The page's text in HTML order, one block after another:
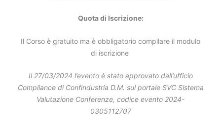
Quota di Iscrizione:
Il Corso è gratuito ma è obbligatorio compilare il modulo
di iscrizione
Il 27/03/2024 l’evento è stato approvato dall’ufficio
Compliance di Confindustria D.M. sul portale SVC Sistema
Valutazione Conferenze, codice evento 2024-
0305112707